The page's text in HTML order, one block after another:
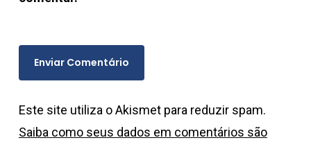
Este site utiliza o Akismet para reduzir spam.
Saiba como seus dados em comentários são